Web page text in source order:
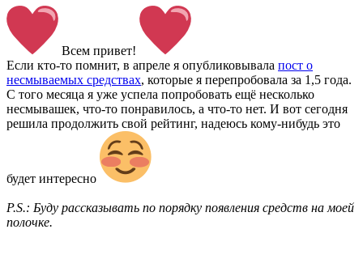
Всем привет!
Если кто-то помнит, в апреле я опубликовывала пост о
несмываемых средствах, которые я перепробовала за 1,5 года.
С того месяца я уже успела попробовать ещё несколько
несмывашек, что-то понравилось, а что-то нет. И вот сегодня
решила продолжить свой рейтинг, надеюсь кому-нибудь это
будет интересно
P.S.: Буду рассказывать по порядку появления средств на моей
полочке.